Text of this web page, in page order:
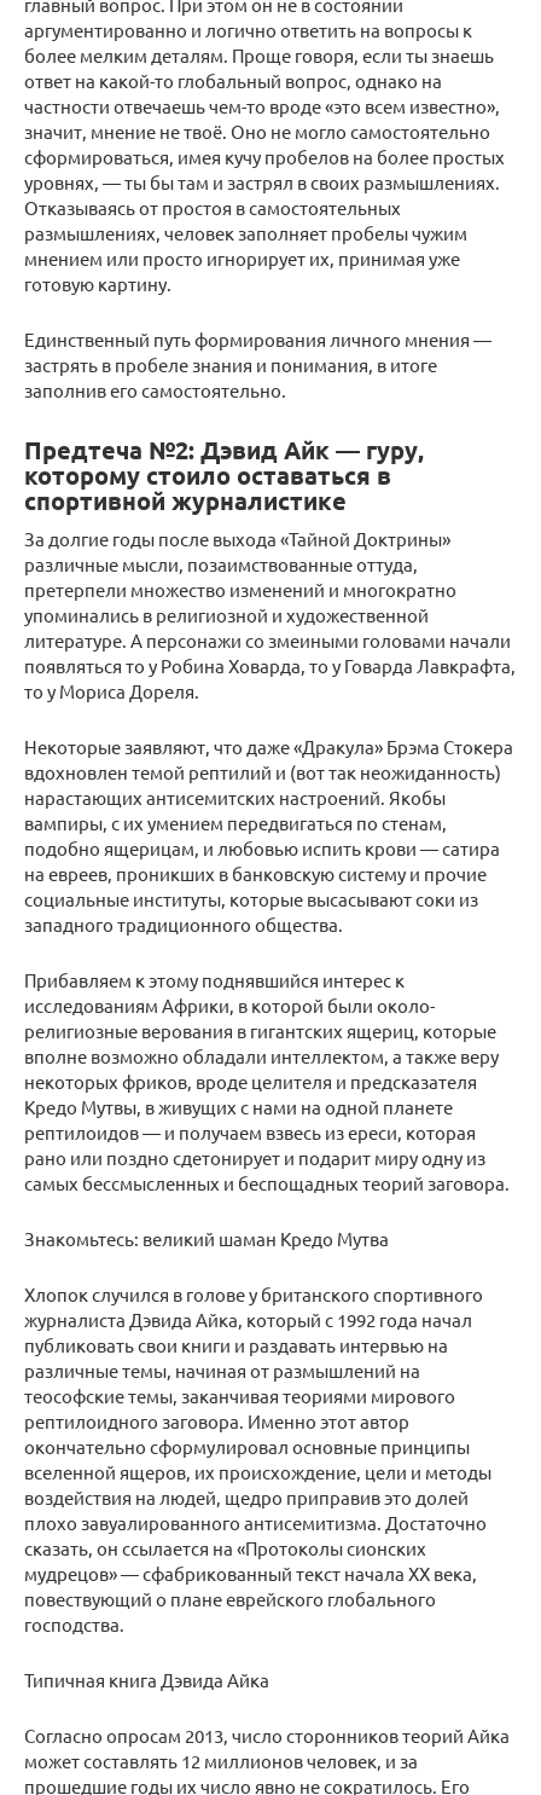
аргументированно и логично ответить на вопросы к
более мелким деталям. Проще говоря, если ты знаешь
ответ на какой-то глобальный вопрос, однако на
частности отвечаешь чем-то вроде «это всем известно»,
значит, мнение не твоё. Оно не могло самостоятельно
сформироваться, имея кучу пробелов на более простых
уровнях, — ты бы там и застрял в своих размышлениях.
Отказываясь от простоя в самостоятельных
размышлениях, человек заполняет пробелы чужим
мнением или просто игнорирует их, принимая уже
готовую картину.
Единственный путь формирования личного мнения —
застрять в пробеле знания и понимания, в итоге
заполнив его самостоятельно.
Предтеча №2: Дэвид Айк — гуру,
которому стоило оставаться в
спортивной журналистике
За долгие годы после выхода «Тайной Доктрины»
различные мысли, позаимствованные оттуда,
претерпели множество изменений и многократно
упоминались в религиозной и художественной
литературе. А персонажи со змеиными головами начали
появляться то у Робина Ховарда, то у Говарда Лавкрафта,
то у Мориса Дореля.
Некоторые заявляют, что даже «Дракула» Брэма Стокера
вдохновлен темой рептилий и (вот так неожиданность)
нарастающих антисемитских настроений. Якобы
вампиры, с их умением передвигаться по стенам,
подобно ящерицам, и любовью испить крови — сатира
на евреев, проникших в банковскую систему и прочие
социальные институты, которые высасывают соки из
западного традиционного общества.
Прибавляем к этому поднявшийся интерес к
исследованиям Африки, в которой были около-
религиозные верования в гигантских ящериц, которые
вполне возможно обладали интеллектом, а также веру
некоторых фриков, вроде целителя и предсказателя
Кредо Мутвы, в живущих с нами на одной планете
рептилоидов — и получаем взвесь из ереси, которая
рано или поздно сдетонирует и подарит миру одну из
самых бессмысленных и беспощадных теорий заговора.
Знакомьтесь: великий шаман Кредо Мутва
Хлопок случился в голове у британского спортивного
журналиста Дэвида Айка, который с 1992 года начал
публиковать свои книги и раздавать интервью на
различные темы, начиная от размышлений на
теософские темы, заканчивая теориями мирового
рептилоидного заговора. Именно этот автор
окончательно сформулировал основные принципы
вселенной ящеров, их происхождение, цели и методы
воздействия на людей, щедро приправив это долей
плохо завуалированного антисемитизма. Достаточно
сказать, он ссылается на «Протоколы сионских
мудрецов» — сфабрикованный текст начала XX века,
повествующий о плане еврейского глобального
господства.
Типичная книга Дэвида Айка
Согласно опросам 2013, число сторонников теорий Айка
может составлять 12 миллионов человек, и за
прошедшие годы их число явно не сократилось. Его